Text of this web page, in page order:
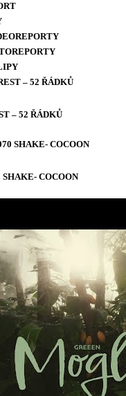
– 52 ŘÁDKŮ
SHAKE- COCOON